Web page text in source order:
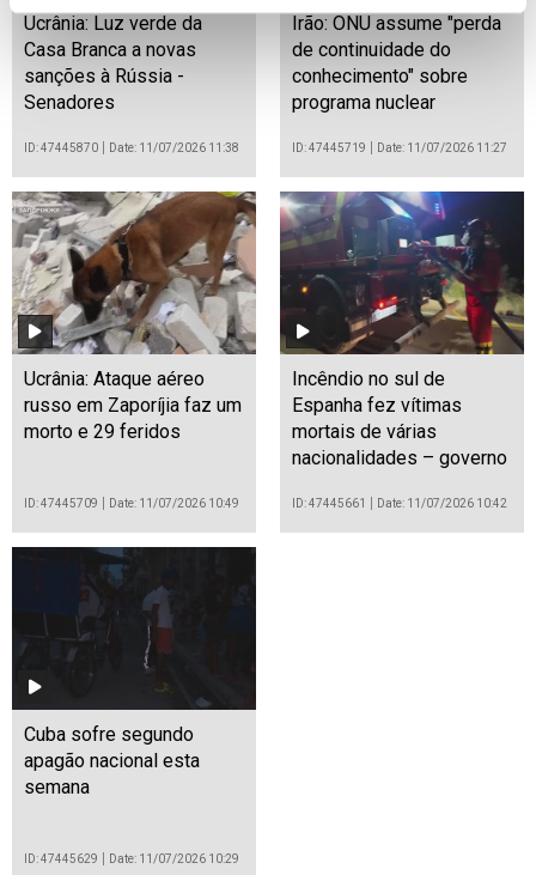
Ucrânia: Luz verde da
Casa Branca a novas
sanções à Rússia -
Senadores
ID: 47445870 Date: 11/07/2026 11:38
Irão: ONU assume "perda
de continuidade do
conhecimento" sobre
programa nuclear
ID: 47445719 Date: 11/07/2026 11:27
Ucrânia: Ataque aéreo
russo em Zaporíjia faz um
morto e 29 feridos
ID: 47445709 Date: 11/07/2026 10:49
Incêndio no sul de
Espanha fez vítimas
mortais de várias
nacionalidades – governo
ID: 47445661 Date: 11/07/2026 10:42
Cuba sofre segundo
apagão nacional esta
semana
ID: 47445629 Date: 11/07/2026 10:29